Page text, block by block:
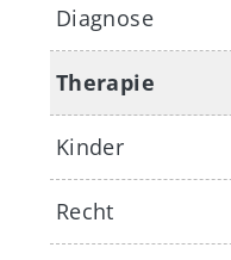
Diagnose
Therapie
Kinder
Recht